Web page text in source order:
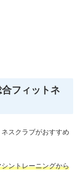
フィットネ
スクラブがおすすめ
ントレーニングから